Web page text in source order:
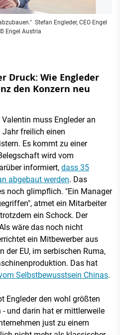
Stefan Engleder, CEO Engel
Engel Austria
Druck: Wie Engleder
den Konzern neu
muss Engleder an
freilich einen
Es kommt zu einer
wird vom
informiert, dass 35
abgebaut werden. Das
noch glimpflich. "Ein Manager
atmet ein Mitarbeiter
ein Schock. Der
wäre das noch nicht
ein Mitbewerber aus
der EU, im serbischen Ruma,
Das hat
Selbstbewusstsein Chinas.
Engleder den wohl größten
und darin hat er mittlerweile
just zu einem